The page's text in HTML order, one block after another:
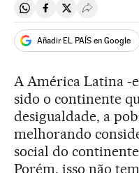
Compartir en Whatsapp
Compartir en
Compartir en
Desplegar
Añadir EL PAÍS en Google
A América Latina -
sido o continente
desigualdade, a
melhorando
social do
Porém, isso não